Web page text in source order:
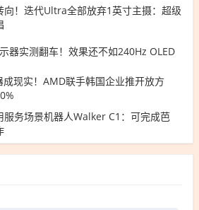
向！迭代Ultra全部放弃1英寸主摄：超级
器实测翻车！效果还不如240Hz OLED
成现实！AMD联手韩国企业推开放方
服务场景机器人Walker C1：可完成芭